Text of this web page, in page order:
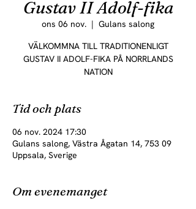
Gustav II Adolf-fika
ons 06 nov.
  |
Gulans salong
VÄLKOMMNA TILL TRADITIONENLIGT
GUSTAV II ADOLF-FIKA PÅ NORRLANDS
NATION
Tid och plats
06 nov. 2024 17:30
Gulans salong, Västra Ågatan 14, 753 09
Uppsala, Sverige
Om evenemanget